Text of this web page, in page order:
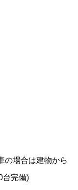
の場合は建物から
台完備)